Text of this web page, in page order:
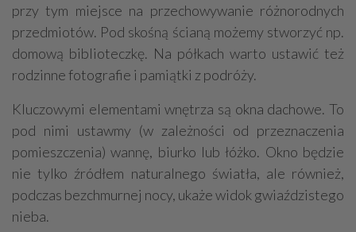
przy tym miejsce na przechowywanie różnorodnych
przedmiotów. Pod skośną ścianą możemy stworzyć np.
domową biblioteczkę. Na półkach warto ustawić też
rodzinne fotografie i pamiątki z podróży.
Kluczowymi elementami wnętrza są okna dachowe. To
pod nimi ustawmy (w zależności od przeznaczenia
pomieszczenia) wannę, biurko lub łóżko. Okno będzie
nie tylko źródłem naturalnego światła, ale również,
podczas bezchmurnej nocy, ukaże widok gwiaździstego
nieba.